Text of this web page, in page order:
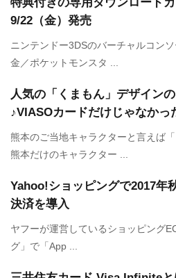
9/22（金）発売
ニンテンドー3DSのバーチャルコン
金／ポケットモンスタ ...
人気の「くまもん」デザイン
♪VIASOカードだけじゃなかっ
熊本のご当地キャラクターと言えば
熊本だけのキャラクター ...
Yahoo!ショッピングで2017年
決済を導入
ヤフーが運営しているショッピング
グ」で「App ...